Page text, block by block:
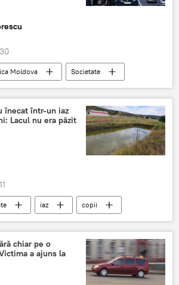
Moldova
Societate
Finantelor
– revendicări și soluții
înecat într-un iaz
Lacul nu era păzit
iaz copii
chiar pe o
a ajuns la